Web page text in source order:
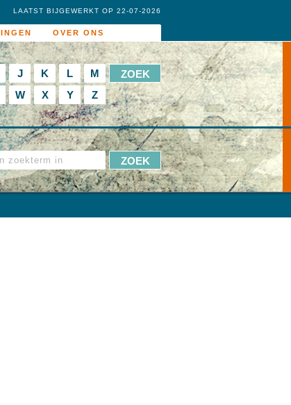
OVER ONS
LAATST BIJGEWERKT OP 22-07-2026
J K L
M
W X Y Z